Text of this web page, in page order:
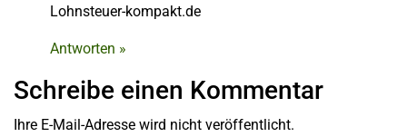
Lohnsteuer-kompakt.de
Antworten »
Schreibe einen Kommentar
Ihre E-Mail-Adresse wird nicht veröffentlicht.